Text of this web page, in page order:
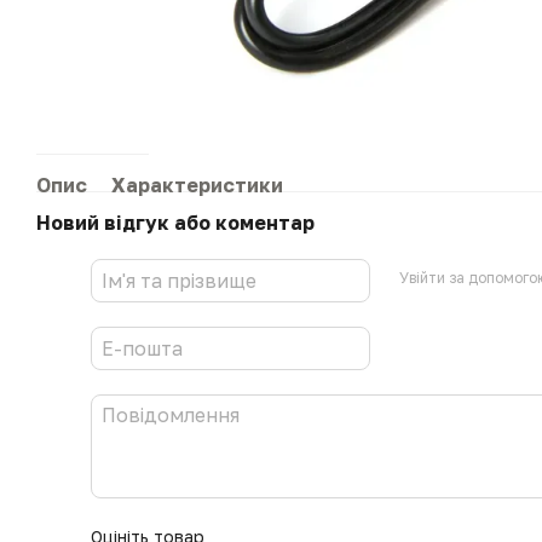
Опис
Характеристики
Новий відгук або коментар
Увійти за
Оцініть товар